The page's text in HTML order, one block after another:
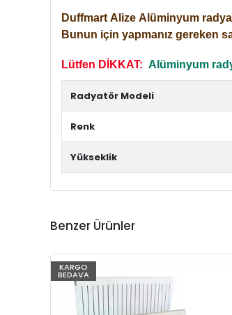
Duffmart Alize Alüminyum
Bunun için yapmanız gereken
Lütfen DİKKAT: Alüminyum
Radyatör Modeli
Renk
Yükseklik
Benzer Ürünler
KARGO
BEDAVA